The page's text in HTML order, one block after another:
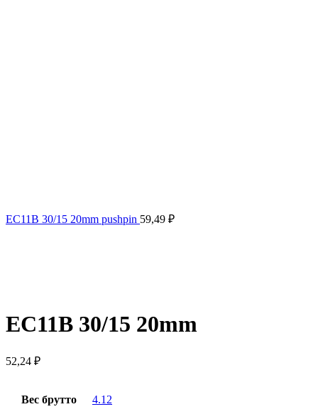
EC11B 30/15 20mm pushpin 59,49 ₽
EC11B 30/15 20mm
52,24 ₽
Вес брутто 4.12